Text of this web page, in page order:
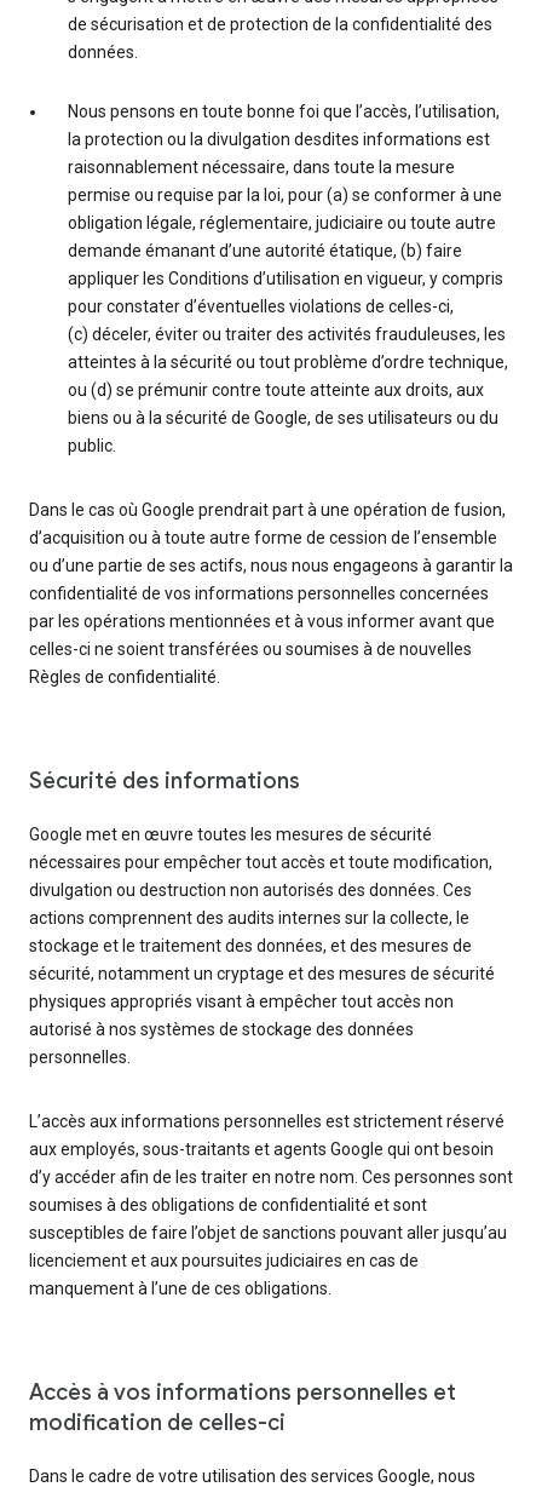
de sécurisation et de protection de la confidentialité des
données.
Nous pensons en toute bonne foi que l’accès, l’utilisation,
la protection ou la divulgation desdites informations est
raisonnablement nécessaire, dans toute la mesure
permise ou requise par la loi, pour (a) se conformer à une
obligation légale, réglementaire, judiciaire ou toute autre
demande émanant d’une autorité étatique, (b) faire
appliquer les Conditions d’utilisation en vigueur, y compris
pour constater d’éventuelles violations de celles-ci,
(c) déceler, éviter ou traiter des activités frauduleuses, les
atteintes à la sécurité ou tout problème d’ordre technique,
ou (d) se prémunir contre toute atteinte aux droits, aux
biens ou à la sécurité de Google, de ses utilisateurs ou du
public.
Dans le cas où Google prendrait part à une opération de fusion,
d’acquisition ou à toute autre forme de cession de l’ensemble
ou d’une partie de ses actifs, nous nous engageons à garantir la
confidentialité de vos informations personnelles concernées
par les opérations mentionnées et à vous informer avant que
celles-ci ne soient transférées ou soumises à de nouvelles
Règles de confidentialité.
Sécurité des informations
Google met en œuvre toutes les mesures de sécurité
nécessaires pour empêcher tout accès et toute modification,
divulgation ou destruction non autorisés des données. Ces
actions comprennent des audits internes sur la collecte, le
stockage et le traitement des données, et des mesures de
sécurité, notamment un cryptage et des mesures de sécurité
physiques appropriés visant à empêcher tout accès non
autorisé à nos systèmes de stockage des données
personnelles.
L’accès aux informations personnelles est strictement réservé
aux employés, sous-traitants et agents Google qui ont besoin
d’y accéder afin de les traiter en notre nom. Ces personnes sont
soumises à des obligations de confidentialité et sont
susceptibles de faire l’objet de sanctions pouvant aller jusqu’au
licenciement et aux poursuites judiciaires en cas de
manquement à l’une de ces obligations.
Accès à vos informations personnelles et
modification de celles-ci
Dans le cadre de votre utilisation des services Google, nous